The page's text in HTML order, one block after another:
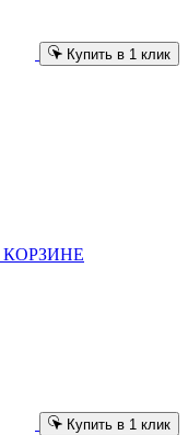
Купить в 1 клик
Купить в 1 клик